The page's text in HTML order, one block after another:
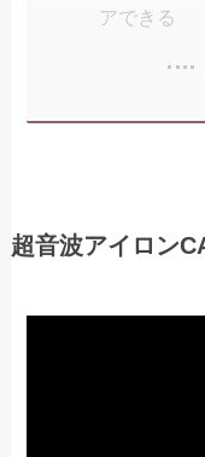
アできる
超音波アイロン